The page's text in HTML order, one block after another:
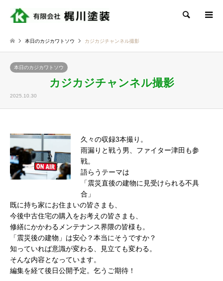
検索
本日のカジカワトソウ カジカジチャンネル撮影
本日のカジカワトソウ
カジカジチャンネル撮影
2025.10.30
久々の収録3本撮り。
雨漏りと戦う男、ファイター津田も参
戦。
語らうテーマは
「震災直後の建物に見受けられる不具
合」
既に持ち家にお住まいの皆さまも、
今後中古住宅の購入をお考えの皆さまも、
修繕にかかわるメンテナンス界隈の皆様も。
「震災後の建物」は安心？本当にそうですか？
知っていれば意識が変わる、見立ても変わる。
そんな内容となっています。
編集を経て後日公開予定。乞うご期待！